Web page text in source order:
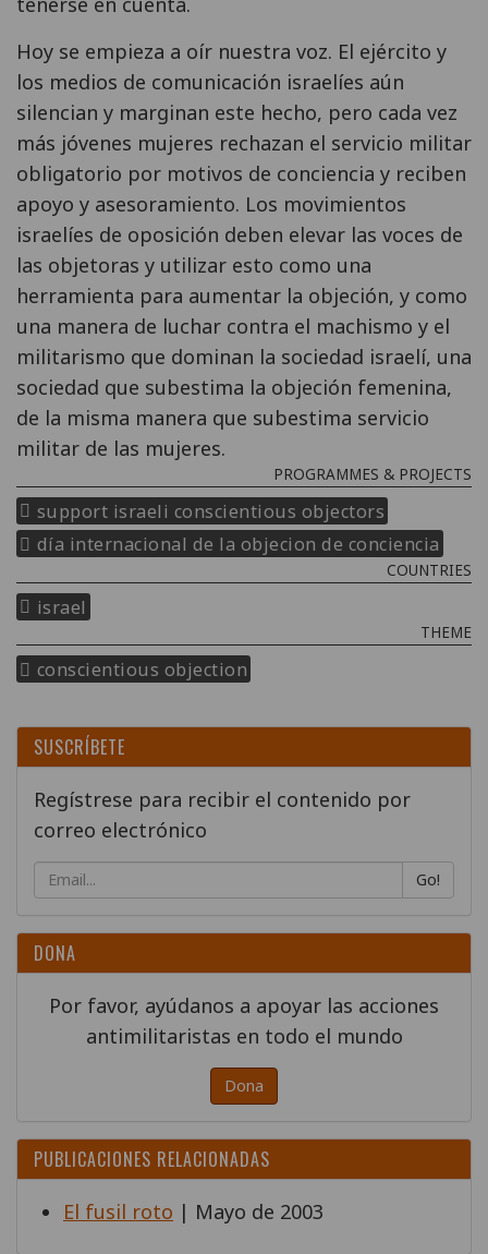
Hoy se empieza a oír nuestra voz. El ejército y
los medios de comunicación israelíes aún
silencian y marginan este hecho, pero cada vez
más jóvenes mujeres rechazan el servicio militar
obligatorio por motivos de conciencia y reciben
apoyo y asesoramiento. Los movimientos
israelíes de oposición deben elevar las voces de
las objetoras y utilizar esto como una
herramienta para aumentar la objeción, y como
una manera de luchar contra el machismo y el
militarismo que dominan la sociedad israelí, una
sociedad que subestima la objeción femenina,
de la misma manera que subestima servicio
militar de las mujeres.
PROGRAMMES & PROJECTS
support israeli conscientious objectors
día internacional de la objecion de conciencia
COUNTRIES
israel
THEME
conscientious objection
SUSCRÍBETE
Regístrese para recibir el contenido por
correo electrónico
Go!
DONA
Por favor, ayúdanos a apoyar las acciones
antimilitaristas en todo el mundo
Dona
PUBLICACIONES RELACIONADAS
El fusil roto | Mayo de 2003